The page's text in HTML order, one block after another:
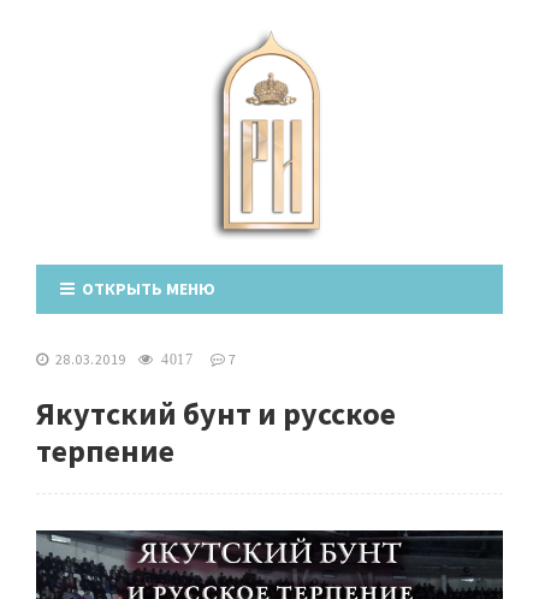
ОТКРЫТЬ МЕНЮ
28.03.2019 4017 7
Якутский бунт и русское
терпение